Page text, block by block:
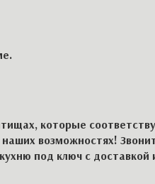
которые
возможностях!
под ключ с доставкой